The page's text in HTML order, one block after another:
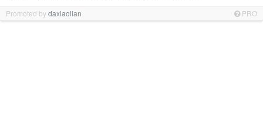
Promoted bydaxiaolian PRO